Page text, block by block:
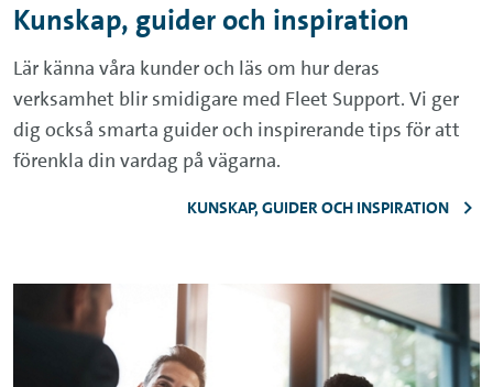
Kunskap, guider och inspiration
Lär känna våra kunder och läs om hur deras
verksamhet blir smidigare med Fleet Support. Vi ger
dig också smarta guider och inspirerande tips för att
förenkla din vardag på vägarna.
KUNSKAP, GUIDER OCH INSPIRATION